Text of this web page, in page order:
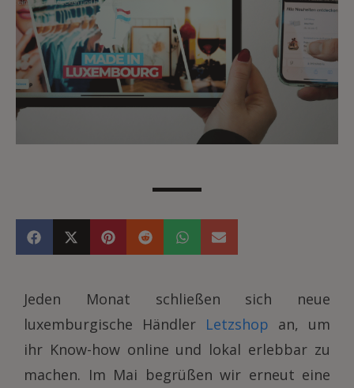
Jeden Monat schließen sich neue
luxemburgische Händler Letzshop an, um
ihr Know-how online und lokal erlebbar zu
machen. Im Mai begrüßen wir erneut eine